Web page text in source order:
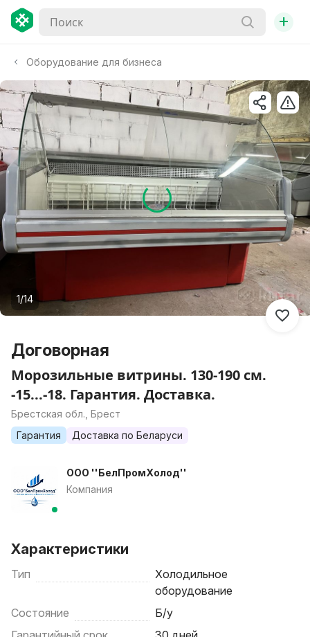
+
Оборудование для бизнеса
1/14
Договорная
Морозильные витрины. 130-190 см.
-15...-18. Гарантия. Доставка.
Брестская обл., Брест
Гарантия
Доставка по Беларуси
ООО ''БелПромХолод''
Компания
Характеристики
Тип
Холодильное
оборудование
Состояние
Б/у